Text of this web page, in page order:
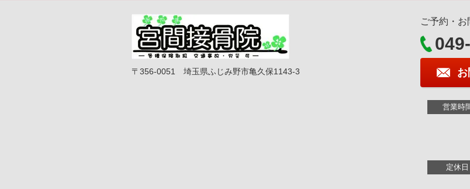
〒356-0051 埼玉県ふじみ野市亀久保1143-3
ご予約・お
営業時
定休日